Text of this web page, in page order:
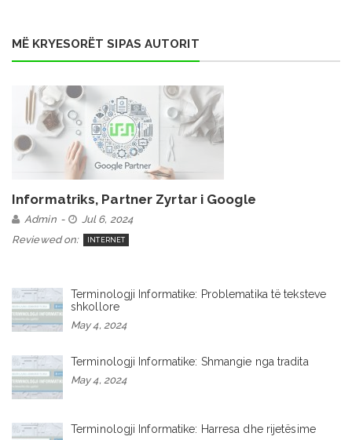
MË KRYESORËT SIPAS AUTORIT
Informatriks, Partner Zyrtar i Google
Admin
Jul 6, 2024
Reviewed on:
INTERNET
Terminologji Informatike: Problematika të teksteve
shkollore
May 4, 2024
Terminologji Informatike: Shmangie nga tradita
May 4, 2024
Terminologji Informatike: Harresa dhe rijetësime